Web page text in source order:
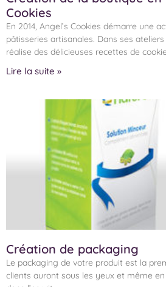
Cookies
En 2014, Angel’s Cookies démarre une
pâtisseries artisanales. Dans ses
réalise des délicieuses recettes de
Lire la suite »
Création de packaging
Le packaging de votre produit est la
clients auront sous les yeux et même